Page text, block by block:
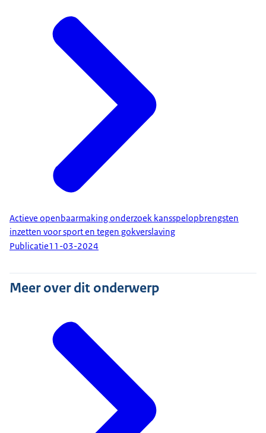
Actieve openbaarmaking onderzoek kansspelopbrengsten
inzetten voor sport en tegen gokverslaving
Publicatie11-03-2024
Meer over dit onderwerp